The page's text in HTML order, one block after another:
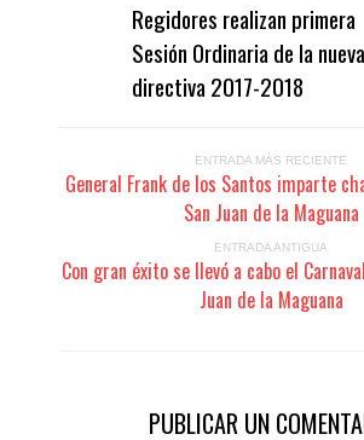
Regidores realizan primera
Sesión Ordinaria de la nueva
directiva 2017-2018
ENTRADA MÁS RECIENTE
General Frank de los Santos imparte
San Juan de la Maguana
ENTRADA ANTIGUA
Con gran éxito se llevó a cabo el
Juan de la Maguana
PUBLICAR UN